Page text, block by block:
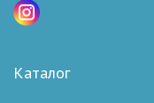
Каталог